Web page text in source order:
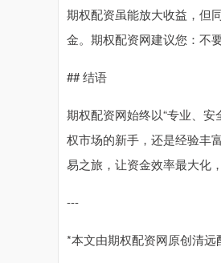
期权配资虽能放大收益，但
金。期权配资网建议您：不
## 结语
期权配资网始终以“专业、
权市场的新手，还是经验丰
易之旅，让资金效率最大化
---
*本文由期权配资网原创清